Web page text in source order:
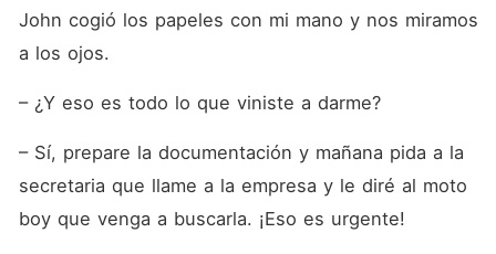
John cogió los papeles con mi mano y nos miramos
a los ojos.
– ¿Y eso es todo lo que viniste a darme?
– Sí, prepare la documentación y mañana pida a la
secretaria que llame a la empresa y le diré al moto
boy que venga a buscarla. ¡Eso es urgente!